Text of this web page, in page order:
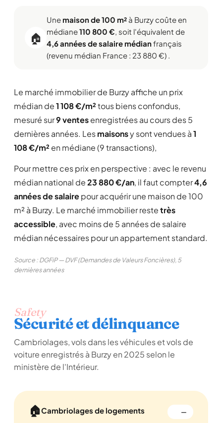
🏠
Une maison de 100 m² à Burzy coûte en
médiane110 800 €, soit l'équivalent de
4,6 années de salaire médianfrançais
(revenu médian France : 23 880 €) .
Le marché immobilier de Burzy affiche un prix
médian de1 108 €/m²tous biens confondus,
mesuré sur9 ventesenregistrées au cours des 5
dernières années. Lesmaisonsy sont vendues à1
108 €/m² en médiane (9 transactions),
Pour mettre ces prix en perspective : avec le revenu
médian national de23 880 €/an, il faut compter4,6
années de salairepour acquérir une maison de 100
m² à Burzy. Le marché immobilier restetrès
accessible, avec moins de 5 années de salaire
médian nécessaires pour un appartement standard.
Source : DGFiP — DVF (Demandes de Valeurs Foncières), 5
dernières années
Safety
Sécurité et délinquance
Cambriolages, vols dans les véhicules et vols de
voiture enregistrés à Burzy en 2025 selon le
ministère de l'Intérieur.
🏠Cambriolages de logements —